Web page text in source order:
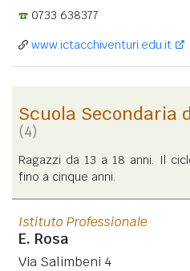
0733 638377
www.ictacchiventuri.edu.it
Scuola Secondaria
(4)
Ragazzi da 13 a 18 anni. Il
fino a cinque anni.
Istituto Professionale
E. Rosa
Via Salimbeni 4